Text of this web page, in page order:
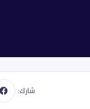
شارك: